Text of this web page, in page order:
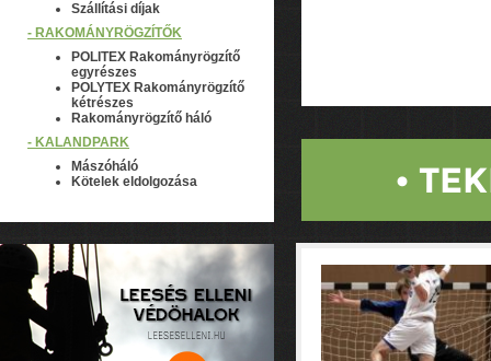
Szállítási díjak
- RAKOMÁNYRÖGZÍTŐK
POLITEX Rakományrögzítő
egyrészes
POLYTEX Rakományrögzítő
kétrészes
Rakományrögzítő háló
- KALANDPARK
Mászóháló
Kötelek eldolgozása
•